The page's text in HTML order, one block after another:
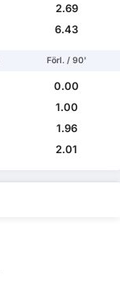
2.69
6.43
Förl. / 90'
0.00
1.00
1.96
2.01